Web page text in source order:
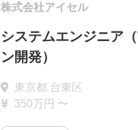
株式会社アイセル
システムエンジニア
ン開発）
東京都 台東区
350万円 〜